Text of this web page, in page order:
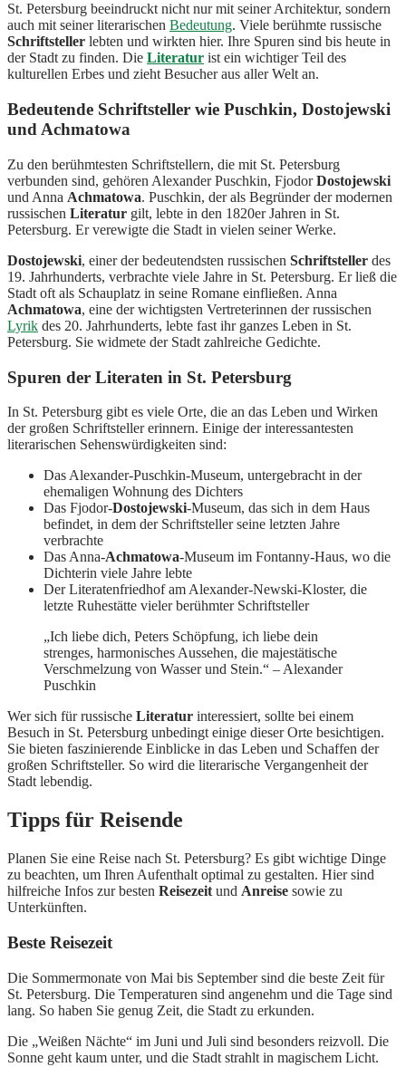
St. Petersburg beeindruckt nicht nur mit seiner Architektur, sondern
auch mit seiner literarischen Bedeutung. Viele berühmte russische
Schriftsteller lebten und wirkten hier. Ihre Spuren sind bis heute in
der Stadt zu finden. Die Literatur ist ein wichtiger Teil des
kulturellen Erbes und zieht Besucher aus aller Welt an.
Bedeutende Schriftsteller wie Puschkin, Dostojewski
und Achmatowa
Zu den berühmtesten Schriftstellern, die mit St. Petersburg
verbunden sind, gehören Alexander Puschkin, FjodorDostojewski
und Anna Achmatowa. Puschkin, der als Begründer der modernen
russischen Literatur gilt, lebte in den 1820er Jahren in St.
Petersburg. Er verewigte die Stadt in vielen seiner Werke.
Dostojewski, einer der bedeutendsten russischen Schriftsteller des
19. Jahrhunderts, verbrachte viele Jahre in St. Petersburg. Er ließ die
Stadt oft als Schauplatz in seine Romane einfließen. Anna
Achmatowa, eine der wichtigsten Vertreterinnen der russischen
Lyrik des 20. Jahrhunderts, lebte fast ihr ganzes Leben in St.
Petersburg. Sie widmete der Stadt zahlreiche Gedichte.
Spuren der Literaten in St. Petersburg
In St. Petersburg gibt es viele Orte, die an das Leben und Wirken
der großen Schriftsteller erinnern. Einige der interessantesten
literarischen Sehenswürdigkeiten sind:
Das Alexander-Puschkin-Museum, untergebracht in der
ehemaligen Wohnung des Dichters
Das Fjodor-Dostojewski-Museum, das sich in dem Haus
befindet, in dem der Schriftsteller seine letzten Jahre
verbrachte
Das Anna-Achmatowa-Museum im Fontanny-Haus, wo die
Dichterin viele Jahre lebte
Der Literatenfriedhof am Alexander-Newski-Kloster, die
letzte Ruhestätte vieler berühmter Schriftsteller
„Ich liebe dich, Peters Schöpfung, ich liebe dein
strenges, harmonisches Aussehen, die majestätische
Verschmelzung von Wasser und Stein.“ – Alexander
Puschkin
Wer sich für russische Literatur interessiert, sollte bei einem
Besuch in St. Petersburg unbedingt einige dieser Orte besichtigen.
Sie bieten faszinierende Einblicke in das Leben und Schaffen der
großen Schriftsteller. So wird die literarische Vergangenheit der
Stadt lebendig.
Tipps für Reisende
Planen Sie eine Reise nach St. Petersburg? Es gibt wichtige Dinge
zu beachten, um Ihren Aufenthalt optimal zu gestalten. Hier sind
hilfreiche Infos zur besten Reisezeit und Anreise sowie zu
Unterkünften.
Beste Reisezeit
Die Sommermonate von Mai bis September sind die beste Zeit für
St. Petersburg. Die Temperaturen sind angenehm und die Tage sind
lang. So haben Sie genug Zeit, die Stadt zu erkunden.
Die „Weißen Nächte“ im Juni und Juli sind besonders reizvoll. Die
Sonne geht kaum unter, und die Stadt strahlt in magischem Licht.